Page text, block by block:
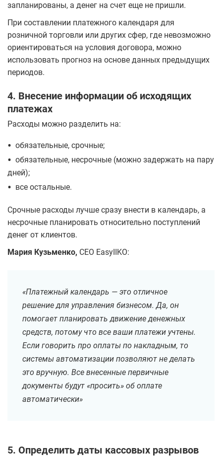
запланированы, а денег на счет еще не пришли.
При составлении платежного календаря для
розничной торговли или других сфер, где невозможно
ориентироваться на условия договора, можно
использовать прогноз на основе данных предыдущих
периодов.
4. Внесение информации об исходящих
платежах
Расходы можно разделить на:
• обязательные, срочные;
• обязательные, несрочные (можно задержать на пару
дней);
• все остальные.
Срочные расходы лучше сразу внести в календарь, а
несрочные планировать относительно поступлений
денег от клиентов.
Мария Кузьменко, CEO EasyIIKO:
«Платежный календарь — это отличное
решение для управления бизнесом. Да, он
помогает планировать движение денежных
средств, потому что все ваши платежи учтены.
Если говорить про оплаты по накладным, то
системы автоматизации позволяют не делать
это вручную. Все внесенные первичные
документы будут «просить» об оплате
автоматически»
5. Определить даты кассовых разрывов